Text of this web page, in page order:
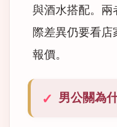
與酒水搭配。
際差異仍要看
報價。
男公關為